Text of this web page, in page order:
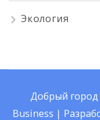
Экология
Добрый город
Business |